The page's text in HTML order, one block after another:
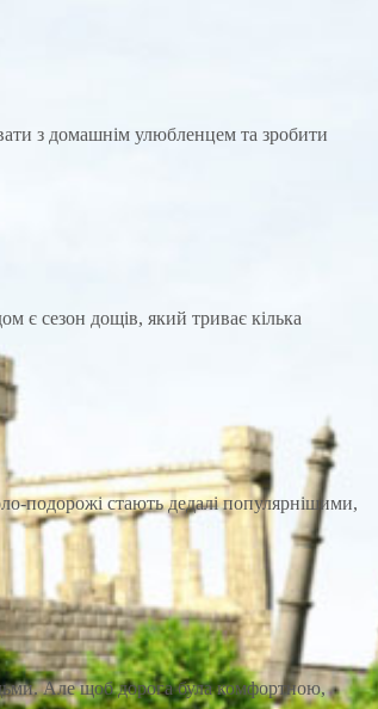
з домашнім улюбленцем та зробити
є сезон дощів, який триває кілька
подорожі стають дедалі популярнішими,
Але щоб дорога була комфортною,